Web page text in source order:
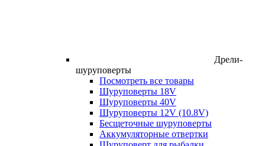
Дрели-
шуруповерты
Посмотреть все товары
Шуруповерты 18V
Шуруповерты 40V
Шуруповерты 12V (10.8V)
Бесщеточные шуруповерты
Аккумуляторные отвертки